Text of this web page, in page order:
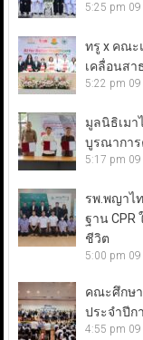
5:25 pm
ทรู x คณะ
เคลื่อนสา
5:22 pm
มูลนิธิเมา
บูรณาการ
5:17 pm
รพ.พญาไ
ฐาน CPR
ชีวิต
5:00 pm
คณะศึกษ
ประจำปีก
4:55 pm